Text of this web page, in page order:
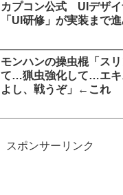
カプコン公式 UIデザイ
「UI研修」が実装まで
モンハンの操虫棍「ス
て…猟虫強化して…エ
よし、戦うぞ」←これ
スポンサーリンク